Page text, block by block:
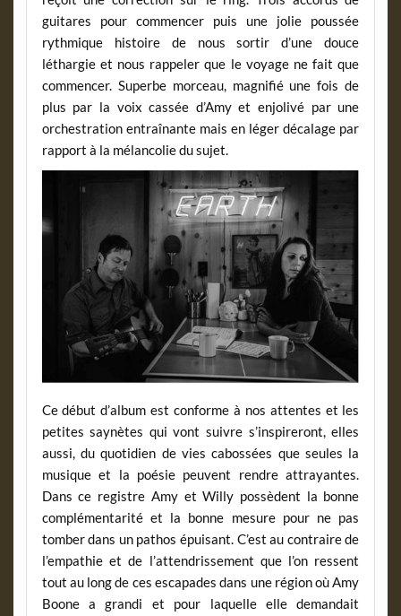
guitares pour commencer puis une jolie poussée
rythmique histoire de nous sortir d’une douce
léthargie et nous rappeler que le voyage ne fait que
commencer. Superbe morceau, magnifié une fois de
plus par la voix cassée d’Amy et enjolivé par une
orchestration entraînante mais en léger décalage par
rapport à la mélancolie du sujet.
Ce début d’album est conforme à nos attentes et les
petites saynètes qui vont suivre s’inspireront, elles
aussi, du quotidien de vies cabossées que seules la
musique et la poésie peuvent rendre attrayantes.
Dans ce registre Amy et Willy possèdent la bonne
complémentarité et la bonne mesure pour ne pas
tomber dans un pathos épuisant. C’est au contraire de
l’empathie et de l’attendrissement que l’on ressent
tout au long de ces escapades dans une région où Amy
Boone a grandi et pour laquelle elle demandait